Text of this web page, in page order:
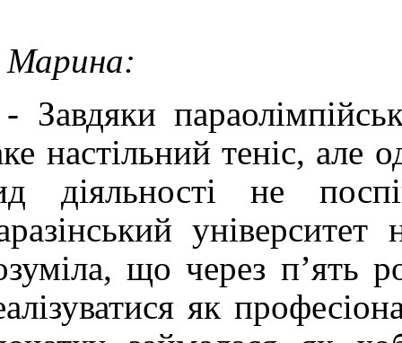
Марина:
- Завдяки
настільний теніс, але
діяльності не
що через п’ять
як